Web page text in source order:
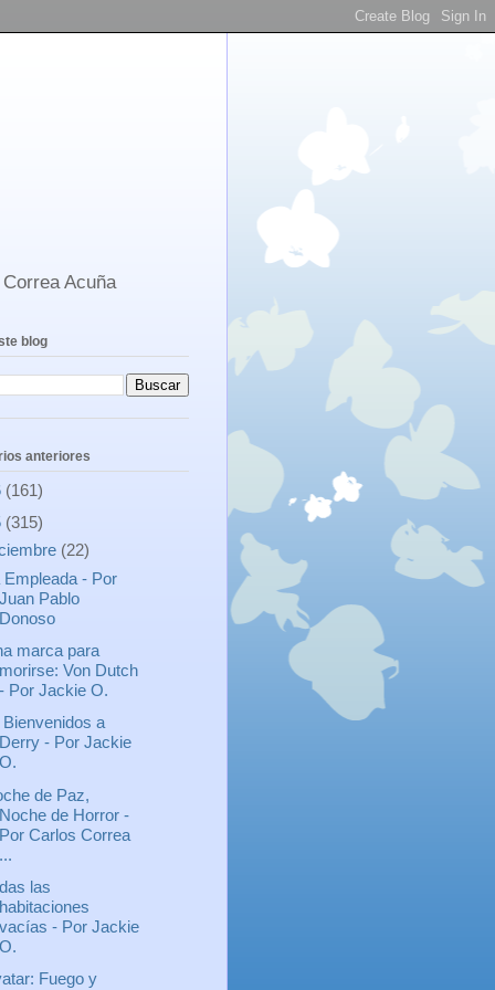
Acuña
blog
anteriores
(161)
(315)
(22)
Empleada - Por
Pablo
marca para
Von Dutch
Por Jackie O.
Bienvenidos a
- Por Jackie
de Paz,
de Horror -
Carlos Correa
las
- Por Jackie
Fuego y